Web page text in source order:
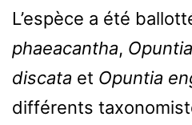
L’espèce a été
phaeacantha, Opuntia
discata et Opuntia
différents